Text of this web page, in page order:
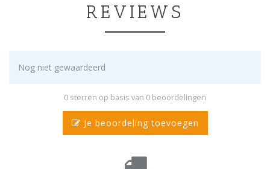
REVIEWS
Nog niet gewaardeerd
0 sterren op basis van 0 beoordelingen
Je beoordeling toevoegen